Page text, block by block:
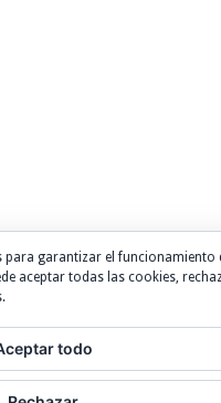
garantizar el funcionamiento
aceptar todas las cookies,
todo